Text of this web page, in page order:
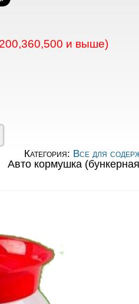
и выше)
Категория: Все для
Авто кормушка